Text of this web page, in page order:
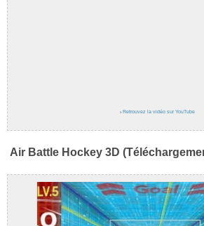
› Retrouvez la vidéo sur YouTube
Air Battle Hockey 3D